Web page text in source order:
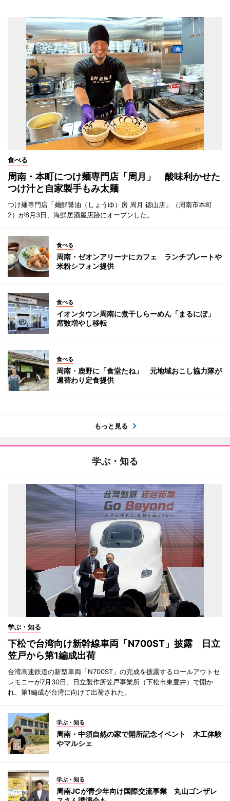
食べる
周南・本町につけ麺専門店「周月」 酸味利かせた
つけ汁と自家製手もみ太麺
つけ麺専門店「麺鮮醤油（しょうゆ）房 周月 徳山店」（周南市本町
2）が8月3日、海鮮居酒屋店跡にオープンした。
食べる
周南・ゼオンアリーナにカフェ ランチプレートや
米粉シフォン提供
食べる
イオンタウン周南に煮干しらーめん「まるにぼ」
席数増やし移転
食べる
周南・鹿野に「食堂たね」 元地域おこし協力隊が
週替わり定食提供
もっと見る
学ぶ・知る
学ぶ・知る
下松で台湾向け新幹線車両「N700ST」披露 日立
笠戸から第1編成出荷
台湾高速鉄道の新型車両「N700ST」の完成を披露するロールアウトセ
レモニーが7月30日、日立製作所笠戸事業所（下松市東豊井）で開か
れ、第1編成が台湾に向けて出荷された。
学ぶ・知る
周南・中須自然の家で開所記念イベント 木工体験
やマルシェ
学ぶ・知る
周南JCが青少年向け国際交流事業 丸山ゴンザレ